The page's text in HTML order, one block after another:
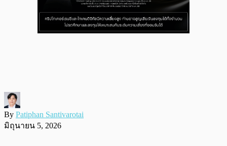
By Patiphan Santivarotai
มิถุนายน 5, 2026